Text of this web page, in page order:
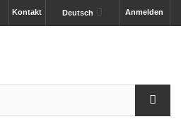
Anmelden
Deutsch
Kontakt